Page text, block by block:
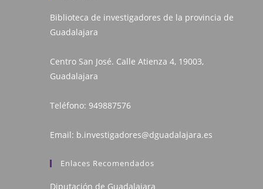
Biblioteca de investigadores de la provincia de
Guadalajara
Centro San José. Calle Atienza 4, 19003,
Guadalajara
Teléfono: 949887576
Email: b.investigadores@dguadalajara.es
Enlaces Recomendados
Diputación de Guadalajara